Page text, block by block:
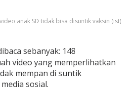
anak SD tidak bisa disuntik vaksin (ist)
sebanyak: 148
video yang memperlihatkan
mempan di suntik
sosial.